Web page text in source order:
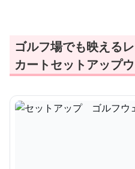
ゴルフ場でも映える
カートセットアップ